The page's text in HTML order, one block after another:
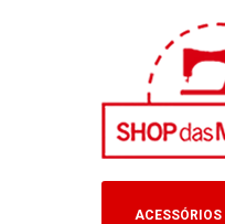
ACESSÓRIOS